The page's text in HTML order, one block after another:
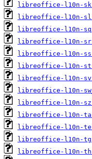
libreoffice-l10n-
libreoffice-l10n-sl-
libreoffice-l10n-
libreoffice-l10n-sr-
libreoffice-l10n-
libreoffice-l10n-st-
libreoffice-l10n-
libreoffice-l10n-
libreoffice-l10n-
libreoffice-l10n-ta-
libreoffice-l10n-te-
libreoffice-l10n-tg-
libreoffice-l10n-th-